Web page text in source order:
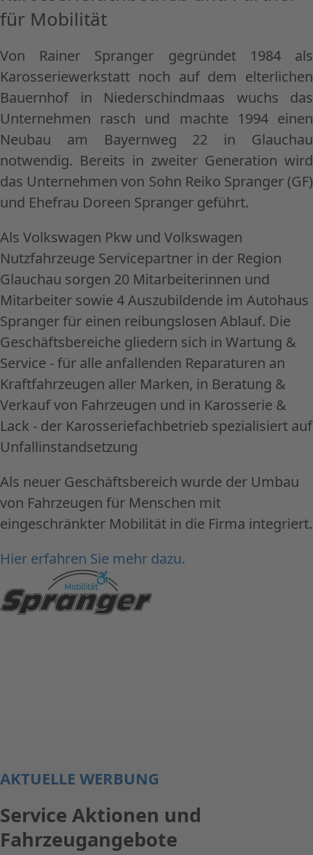
für Mobilität
Von Rainer Spranger gegründet 1984 als
Karosseriewerkstatt noch auf dem elterlichen
Bauernhof in Niederschindmaas wuchs das
Unternehmen rasch und machte 1994 einen
Neubau am Bayernweg 22 in Glauchau
notwendig. Bereits in zweiter Generation wird
das Unternehmen von Sohn Reiko Spranger (GF)
und Ehefrau Doreen Spranger geführt.
Als Volkswagen Pkw und Volkswagen
Nutzfahrzeuge Servicepartner in der Region
Glauchau sorgen 20 Mitarbeiterinnen und
Mitarbeiter sowie 4 Auszubildende im Autohaus
Spranger für einen reibungslosen Ablauf. Die
Geschäftsbereiche gliedern sich in Wartung &
Service - für alle anfallenden Reparaturen an
Kraftfahrzeugen aller Marken, in Beratung &
Verkauf von Fahrzeugen und in Karosserie &
Lack - der Karosseriefachbetrieb spezialisiert auf
Unfallinstandsetzung
Als neuer Geschäftsbereich wurde der Umbau
von Fahrzeugen für Menschen mit
eingeschränkter Mobilität in die Firma integriert.
Hier erfahren Sie mehr dazu.
AKTUELLE WERBUNG
Service Aktionen und
Fahrzeugangebote